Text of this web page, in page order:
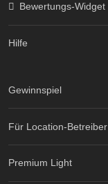
Bewertungs-Widget
Hilfe
Gewinnspiel
Für Location-Betreiber
Premium Light